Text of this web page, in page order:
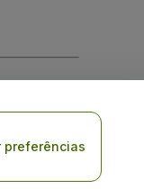
preferências